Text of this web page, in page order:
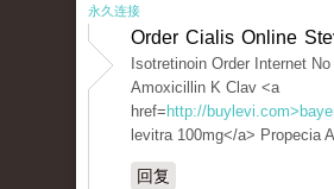
永久连接
Order Cialis Online
Isotretinoin Order Internet
Amoxicillin K Clav <a
href= http://
levitra 100mg</a> Propecia
回复